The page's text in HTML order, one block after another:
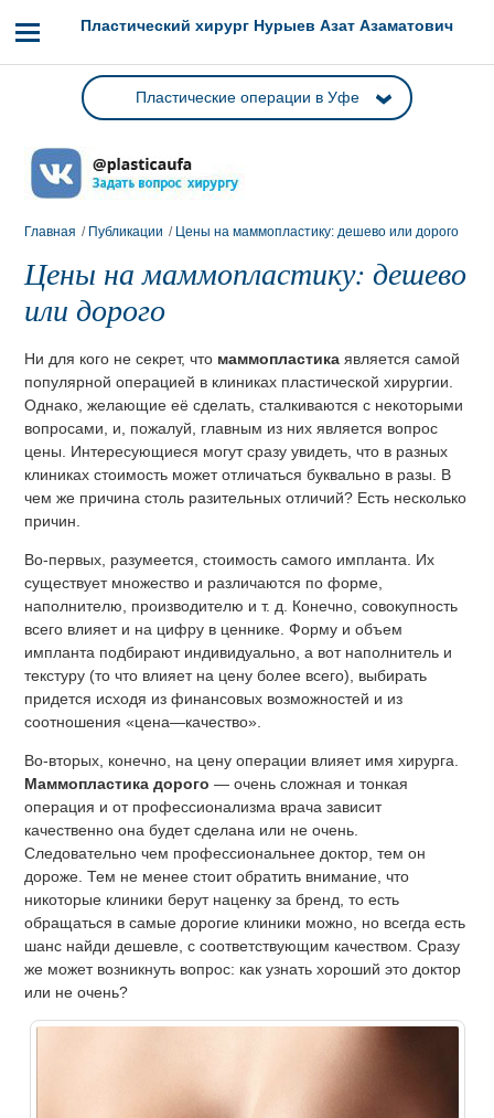
Пластический хирург Нурыев Азат Азаматович
Пластические операции в Уфе
Главная / Публикации / Цены на маммопластику: дешево или дорого
Цены на маммопластику: дешево
или дорого
Ни для кого не секрет, что маммопластикаявляется самой
популярной операцией в клиниках пластической хирургии.
Однако, желающие её сделать, сталкиваются с некоторыми
вопросами, и, пожалуй, главным из них является вопрос
цены. Интересующиеся могут сразу увидеть, что в разных
клиниках стоимость может отличаться буквально в разы. В
чем же причина столь разительных отличий? Есть несколько
причин.
Во-первых, разумеется, стоимость самого импланта. Их
существует множество и различаются по форме,
наполнителю, производителю и т. д. Конечно, совокупность
всего влияет и на цифру в ценнике. Форму и объем
импланта подбирают индивидуально, а вот наполнитель и
текстуру (то что влияет на цену более всего), выбирать
придется исходя из финансовых возможностей и из
соотношения «цена—качество».
Во-вторых, конечно, на цену операции влияет имя хирурга.
Маммопластика дорого — очень сложная и тонкая
операция и от профессионализма врача зависит
качественно она будет сделана или не очень.
Следовательно чем профессиональнее доктор, тем он
дороже. Тем не менее стоит обратить внимание, что
никоторые клиники берут наценку за бренд, то есть
обращаться в самые дорогие клиники можно, но всегда есть
шанс найди дешевле, с соответствующим качеством. Сразу
же может возникнуть вопрос: как узнать хороший это доктор
или не очень?